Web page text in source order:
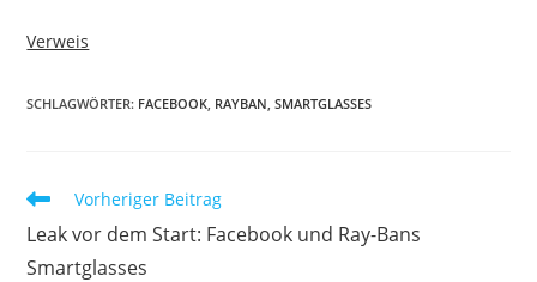
Verweis
SCHLAGWÖRTER: FACEBOOK, RAYBAN, SMARTGLASSES
Vorheriger Beitrag
Leak vor dem Start: Facebook und Ray-Bans
Smartglasses